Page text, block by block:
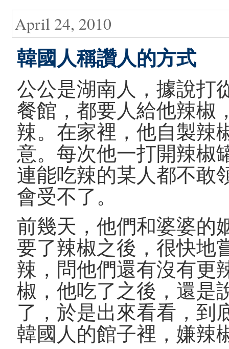
April 24, 2010
韓國人稱讚人的方式
公公是湖南人，據說打
餐館，都要人給他辣椒
辣。在家裡，他自製辣
意。每次他一打開辣椒
連能吃辣的某人都不敢
會受不了。
前幾天，他們和婆婆的
要了辣椒之後，很快地
辣，問他們還有沒有更
椒，他吃了之後，還是
了，於是出來看看，到
韓國人的館子裡，嫌辣